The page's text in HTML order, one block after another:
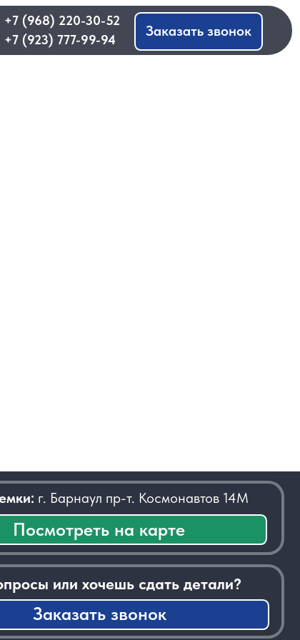
30-52
99-94 Заказать звонок
сдать детали?
звонок
на карте